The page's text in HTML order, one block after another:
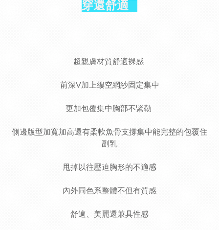
穿還舒適
超親膚材質舒適裸感
前深V加上縷空網紗固定集中
更加包覆集中胸部不緊勒
側邊版型加寬加高還有柔軟魚骨支撐集中能完整的包覆住
副乳
甩掉以往壓迫胸形的不適感
內外同色系整體不但有質感
舒適、美麗還兼具性感